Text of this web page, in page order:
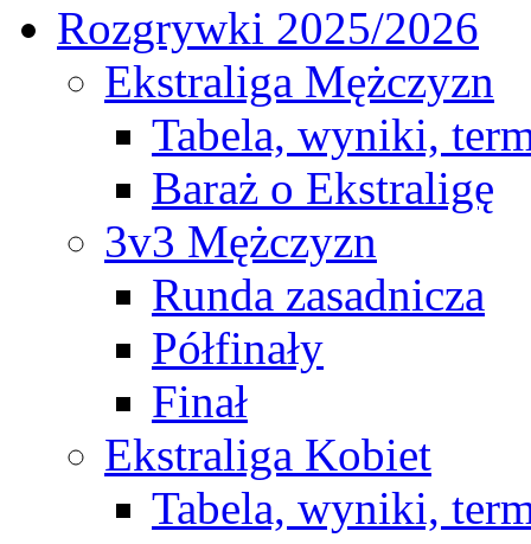
Rozgrywki 2025/2026
Ekstraliga Mężczyzn
Tabela, wyniki,
Baraż o Ekstraligę
3v3 Mężczyzn
Runda zasadnicza
Półfinały
Finał
Ekstraliga Kobiet
Tabela, wyniki,